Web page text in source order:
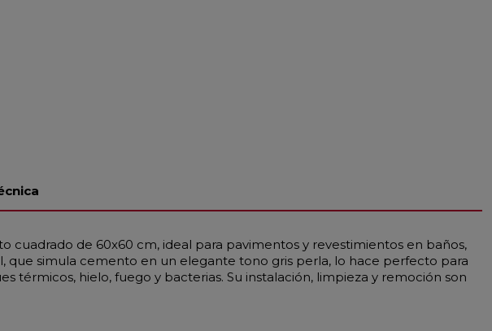
de 60x60 cm, ideal para pavimentos y revestimientos en baños,
que simula cemento en un elegante tono gris perla, lo hace perfecto para
térmicos, hielo, fuego y bacterias. Su instalación, limpieza y remoción son